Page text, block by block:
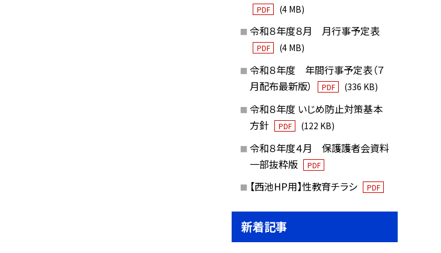
PDF (4 MB)
令和８年度８月 月行事予定表
PDF (4 MB)
令和８年度 年間行事予定表（７
月配布最新版）
PDF (336 KB)
令和８年度 いじめ防止対策基本
方針
PDF (122 KB)
令和８年度４月 保護護者会資料
一部抜粋版
PDF
【西池HP用】性教育チラシ PDF
新着記事